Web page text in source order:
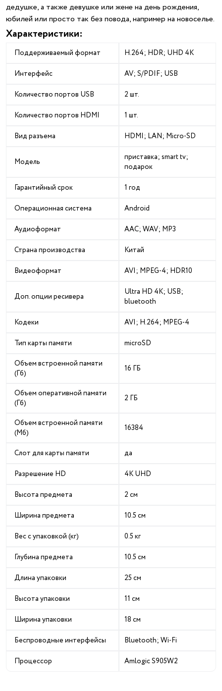
дедушке, а также девушке или жене на день рождения,
юбилей или просто так без повода, например на новоселье.
Характеристики:
Поддерживаемый формат H.264; HDR; UHD 4K
Интерфейс AV; S/PDIF; USB
Количество портов USB 2 шт.
Количество портов HDMI 1 шт.
Вид разъема HDMI; LAN; Micro-SD
Модель
приставка; smart tv;
подарок
Гарантийный срок 1 год
Операционная система Android
Аудиоформат AAC; WAV; MP3
Страна производства Китай
Видеоформат AVI; MPEG-4; HDR10
Доп. опции ресивера
Ultra HD 4K; USB;
bluetooth
Кодеки AVI; H.264; MPEG-4
Тип карты памяти microSD
Объем встроенной памяти
(Гб)
16 ГБ
Объем оперативной памяти
(Гб)
2 ГБ
Объем встроенной памяти
(Мб)
16384
Слот для карты памяти да
Разрешение HD 4K UHD
Высота предмета 2 см
Ширина предмета 10.5 см
Вес с упаковкой (кг) 0.5 кг
Глубина предмета 10.5 см
Длина упаковки 25 см
Высота упаковки 11 см
Ширина упаковки 18 см
Беспроводные интерфейсы Bluetooth; Wi-Fi
Процессор Amlogic S905W2